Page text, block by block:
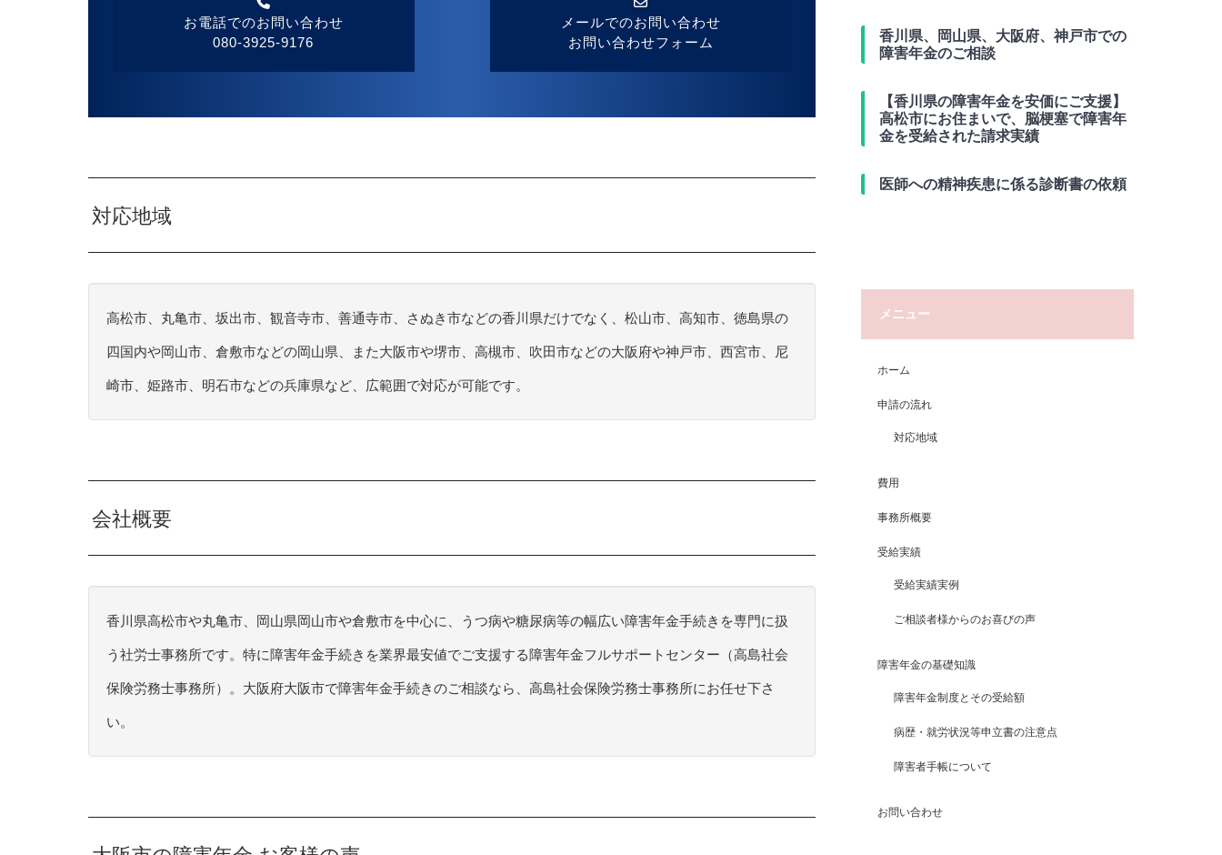
お電話でのお問い合わせ
080-3925-9176
メールでのお問い合わせ
お問い合わせフォーム
対応地域
高松市、丸亀市、坂出市、観音寺市、善通寺市、さぬき市などの香川県だけでなく、松山市、高知市、徳島県の
四国内や岡山市、倉敷市などの岡山県、また大阪市や堺市、高槻市、吹田市などの大阪府や神戸市、西宮市、尼
崎市、姫路市、明石市などの兵庫県など、広範囲で対応が可能です。
会社概要
香川県高松市や丸亀市、岡山県岡山市や倉敷市を中心に、うつ病や糖尿病等の幅広い障害年金手続きを専門に扱
う社労士事務所です。特に障害年金手続きを業界最安値でご支援する障害年金フルサポートセンター（高島社会
保険労務士事務所）。大阪府大阪市で障害年金手続きのご相談なら、高島社会保険労務士事務所にお任せ下さ
い。
香川県、岡山県、大阪府、神戸市での
障害年金のご相談
【香川県の障害年金を安価にご支援】
高松市にお住まいで、脳梗塞で障害年
金を受給された請求実績
医師への精神疾患に係る診断書の依頼
メニュー
ホーム
申請の流れ
対応地域
費用
事務所概要
受給実績
受給実績実例
ご相談者様からのお喜びの声
障害年金の基礎知識
障害年金制度とその受給額
病歴・就労状況等申立書の注意点
障害者手帳について
お問い合わせ